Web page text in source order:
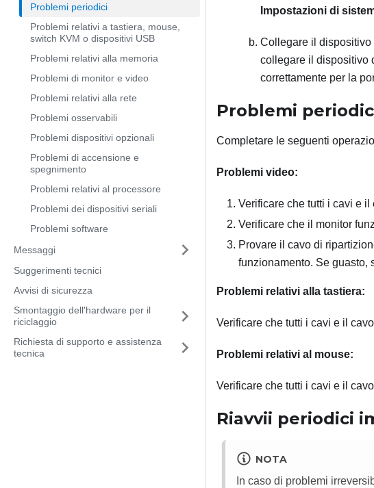
Problemi periodici
Problemi relativi a tastiera, mouse,
switch KVM o dispositivi USB
Problemi relativi alla memoria
Problemi di monitor e video
Problemi relativi alla rete
Problemi osservabili
Problemi dispositivi opzionali
Problemi di accensione e
spegnimento
Problemi relativi al processore
Problemi dei dispositivi seriali
Problemi software
Messaggi
Suggerimenti tecnici
Avvisi di sicurezza
Smontaggio dell'hardware per il
riciclaggio
Richiesta di supporto e assistenza
tecnica
Impostazioni di
Collegare il dispositivo
collegare il dispositivo
correttamente per la
Problemi
Completare le seguenti
Problemi video:
Verificare che tutti i cavi e
Verificare che il monitor
Provare il cavo di
funzionamento. Se guasto,
Problemi relativi alla tastiera:
Verificare che tutti i cavi e il
Problemi relativi al mouse:
Verificare che tutti i cavi e il
Riavvii periodici
NOTA
In caso di problemi